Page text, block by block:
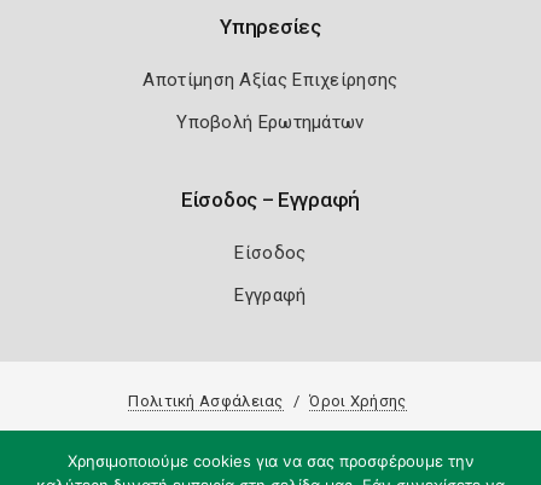
Υπηρεσίες
Αποτίμηση Αξίας Επιχείρησης
Υποβολή Ερωτημάτων
Είσοδος – Εγγραφή
Είσοδος
Εγγραφή
Πολιτική Ασφάλειας Όροι Χρήσης
Χρησιμοποιούμε cookies για να σας προσφέρουμε την